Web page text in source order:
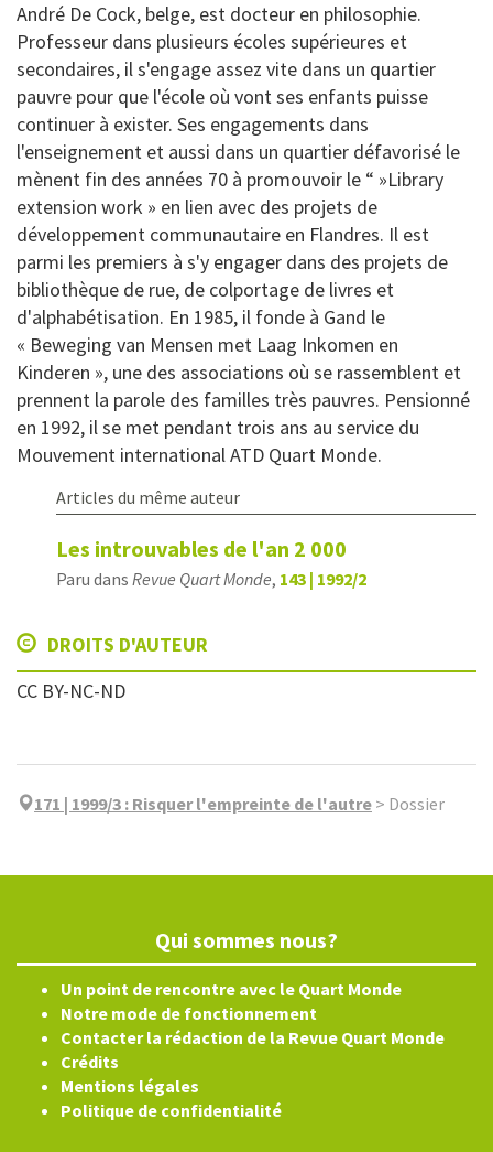
André De Cock, belge, est docteur en philosophie.
Professeur dans plusieurs écoles supérieures et
secondaires, il s'engage assez vite dans un quartier
pauvre pour que l'école où vont ses enfants puisse
continuer à exister. Ses engagements dans
l'enseignement et aussi dans un quartier défavorisé le
mènent fin des années 70 à promouvoir le “ »Library
extension work » en lien avec des projets de
développement communautaire en Flandres. Il est
parmi les premiers à s'y engager dans des projets de
bibliothèque de rue, de colportage de livres et
d'alphabétisation. En 1985, il fonde à Gand le
« Beweging van Mensen met Laag Inkomen en
Kinderen », une des associations où se rassemblent et
prennent la parole des familles très pauvres. Pensionné
en 1992, il se met pendant trois ans au service du
Mouvement international ATD Quart Monde.
Articles du même auteur
Les introuvables de l'an 2 000
Paru dans Revue Quart Monde, 143 | 1992/2
DROITS D'AUTEUR
CC BY-NC-ND
171 | 1999/3 : Risquer l'empreinte de l'autre > Dossier
Qui sommes nous?
Un point de rencontre avec le Quart Monde
Notre mode de fonctionnement
Contacter la rédaction de la Revue Quart Monde
Crédits
Mentions légales
Politique de confidentialité